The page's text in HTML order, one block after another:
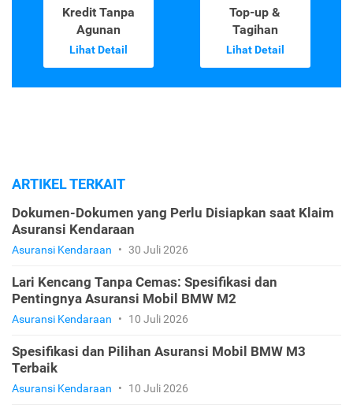
Kredit Tanpa
Agunan
Lihat Detail
Top-up &
Tagihan
Lihat Detail
ARTIKEL TERKAIT
Dokumen-Dokumen yang Perlu Disiapkan saat Klaim
Asuransi Kendaraan
Asuransi Kendaraan • 30 Juli 2026
Lari Kencang Tanpa Cemas: Spesifikasi dan
Pentingnya Asuransi Mobil BMW M2
Asuransi Kendaraan • 10 Juli 2026
Spesifikasi dan Pilihan Asuransi Mobil BMW M3
Terbaik
Asuransi Kendaraan • 10 Juli 2026